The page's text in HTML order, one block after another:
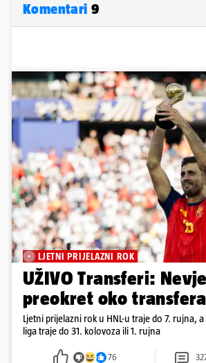
Komentari 9
LJETNI PRIJELAZNI ROK
UŽIVO Transferi:
preokret oko
Ljetni prijelazni rok u HNL-u traje do 7. rujna,
liga traje do 31. kolovoza ili 1. rujna
76